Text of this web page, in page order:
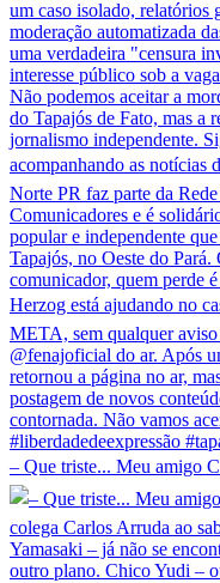
– Que triste... Meu amigo